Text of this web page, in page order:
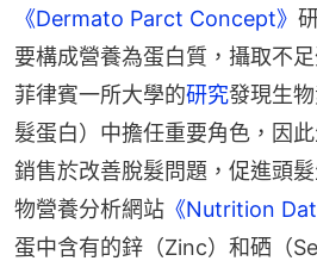
《Dermato Parct Concept》
要構成營養為蛋白質，攝取不
菲律賓一所大學的研究發現生
髮蛋白）中擔任重要角色，因
銷售於改善脫髮問題，促進頭
物營養分析網站 《Nutrition
蛋中含有的鋅（Zinc）和硒（